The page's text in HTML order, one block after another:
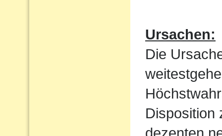
Ursachen:
Die
Disposition